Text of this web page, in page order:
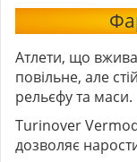
Атлети, що
повільне, але
рельєфу та маси.
Turinover
дозволяє